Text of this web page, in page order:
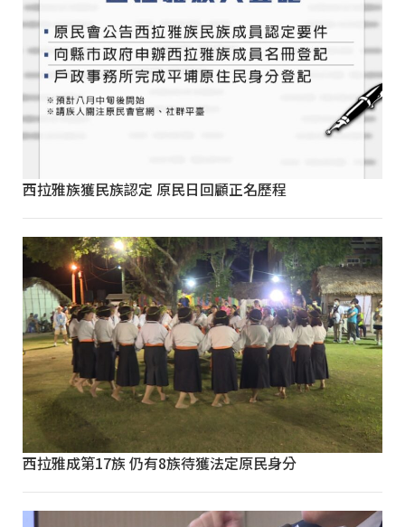
西拉雅族獲民族認定 原民日回顧正名歷程
西拉雅成第17族 仍有8族待獲法定原民身分